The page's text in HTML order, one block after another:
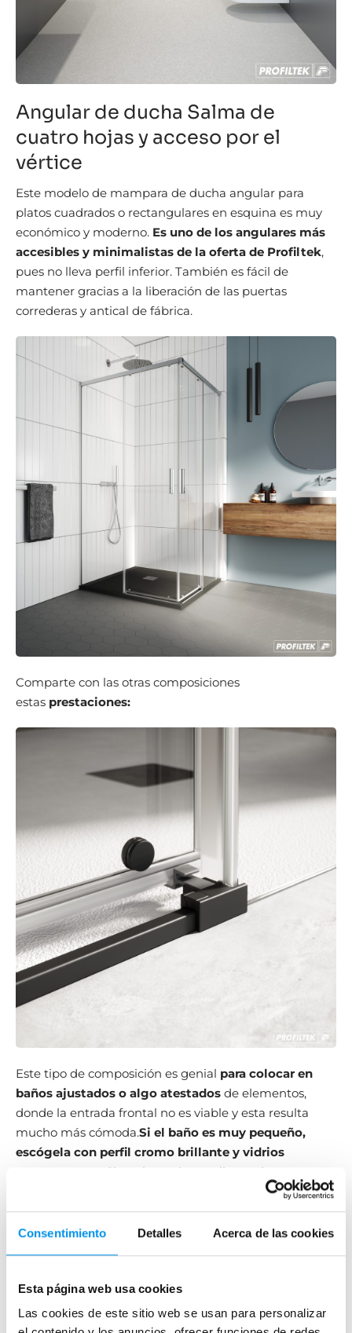
Consentimiento Detalles Acerca de las cookies
Esta página web usa cookies
Las cookies de este sitio web se usan para personalizar
Angular de ducha Salma de
cuatro hojas y acceso por el
vértice
Este modelo de mampara de ducha angular para
platos cuadrados o rectangulares en esquina es muy
económico y moderno. Es uno de los angulares más
accesibles y minimalistas de la oferta de Profiltek,
pues no lleva perfil inferior. También es fácil de
mantener gracias a la liberación de las puertas
correderas y antical de fábrica.
Comparte con las otras composiciones
estas prestaciones:
Este tipo de composición es genial para colocar en
baños ajustados o algo atestados de elementos,
donde la entrada frontal no es viable y esta resulta
mucho más cómoda.Si el baño es muy pequeño,
escógela con perfil cromo brillante y vidrios
Si es algo más amplio y quieres que
luzca muy moderno, compra tu mampara de ducha
angular Salma con perfiles negros.El satinado Bold
implica siempre un aumento del precio final,en